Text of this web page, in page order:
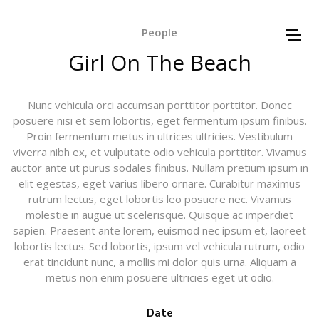
People
Girl On The Beach
Nunc vehicula orci accumsan porttitor porttitor. Donec
posuere nisi et sem lobortis, eget fermentum ipsum finibus.
Proin fermentum metus in ultrices ultricies. Vestibulum
viverra nibh ex, et vulputate odio vehicula porttitor. Vivamus
auctor ante ut purus sodales finibus. Nullam pretium ipsum in
elit egestas, eget varius libero ornare. Curabitur maximus
rutrum lectus, eget lobortis leo posuere nec. Vivamus
molestie in augue ut scelerisque. Quisque ac imperdiet
sapien. Praesent ante lorem, euismod nec ipsum et, laoreet
lobortis lectus. Sed lobortis, ipsum vel vehicula rutrum, odio
erat tincidunt nunc, a mollis mi dolor quis urna. Aliquam a
metus non enim posuere ultricies eget ut odio.
Date